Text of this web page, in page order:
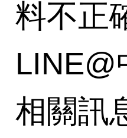
料不正
相關訊